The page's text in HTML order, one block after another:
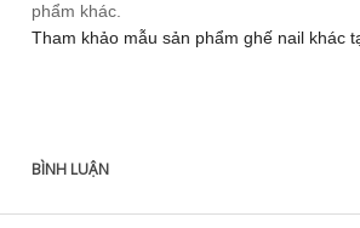
phẩm khác.
Tham khảo mẫu sản phẩm ghế nail khác
BÌNH LUẬN